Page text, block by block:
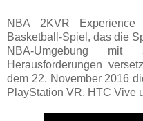
NBA 2KVR
Basketball-Spiel, das die
NBA-Umgebung mit
Herausforderungen
dem 22. November 2016
PlayStation VR, HTC Vive